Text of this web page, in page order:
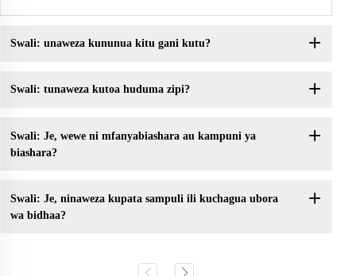
Swali: unaweza kununua kitu gani kutu?
Swali: tunaweza kutoa huduma zipi?
Swali: Je, wewe ni mfanyabiashara au kampuni ya
biashara?
Swali: Je, ninaweza kupata sampuli ili kuchagua ubora
wa bidhaa?